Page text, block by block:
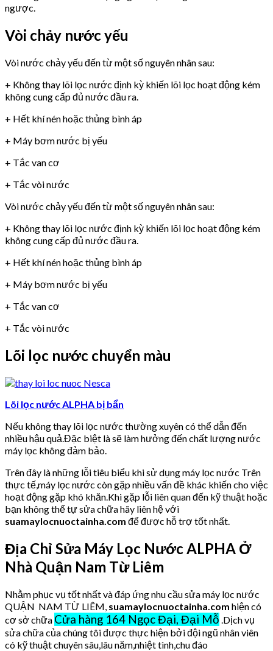
ngược.
Vòi chảy nước yếu
Vòi nước chảy yếu đến từ một số nguyên nhân sau:
+ Không thay lõi lọc nước định kỳ khiến lõi lọc hoạt động kém
không cung cấp đủ nước đầu ra.
+ Hết khí nén hoặc thủng bình áp
+ Máy bơm nước bị yếu
+ Tắc van cơ
+ Tắc vòi nước
Vòi nước chảy yếu đến từ một số nguyên nhân sau:
+ Không thay lõi lọc nước định kỳ khiến lõi lọc hoạt động kém
không cung cấp đủ nước đầu ra.
+ Hết khí nén hoặc thủng bình áp
+ Máy bơm nước bị yếu
+ Tắc van cơ
+ Tắc vòi nước
Lõi lọc nước chuyển màu
Lõi lọc nước ALPHA bị bẩn
Nếu không thay lõi lọc nước thường xuyên có thể dẫn đến
nhiều hậu quả.Đặc biệt là sẽ làm hưởng đến chất lượng nước
máy lọc không đảm bảo.
Trên đây là những lỗi tiêu biểu khi sử dụng máy lọc nước Trên
thực tế,máy lọc nước còn gặp nhiều vấn đề khác khiến cho việc
hoạt động gặp khó khăn.Khi gặp lỗi liên quan đến kỹ thuật hoặc
bạn không thể tự sửa chữa hãy liên hệ với
suamaylocnuoctainha.com để được hỗ trợ tốt nhất.
Địa Chỉ Sửa Máy Lọc Nước ALPHA Ở
Nhà Quận Nam Từ Liêm
Nhằm phục vụ tốt nhất và đáp ứng nhu cầu sửa máy lọc nước
QUẬN NAM TỪ LIÊM, suamaylocnuoctainha.com hiện có
cơ sở chữa Cửa hàng 164 Ngọc Đại, Đại Mỗ .Dịch vụ
sửa chữa của chúng tôi được thực hiện bởi đội ngũ nhân viên
có kỹ thuật chuyên sâu,lâu năm,nhiệt tình,chu đáo